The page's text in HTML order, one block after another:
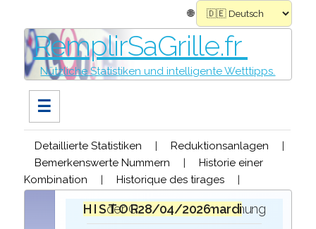
🌐
RemplirSaGrille.fr
Nützliche Statistiken und intelligente Wetttipps.
☰
Detaillierte Statistiken | Reduktionsanlagen
|
Bemerkenswerte Nummern
|
Historie einer
Kombination
| Historique des tirages |
H I S T O R I Q U E
bei der Ziehung der Gewinner des
mardi 28/04/2026